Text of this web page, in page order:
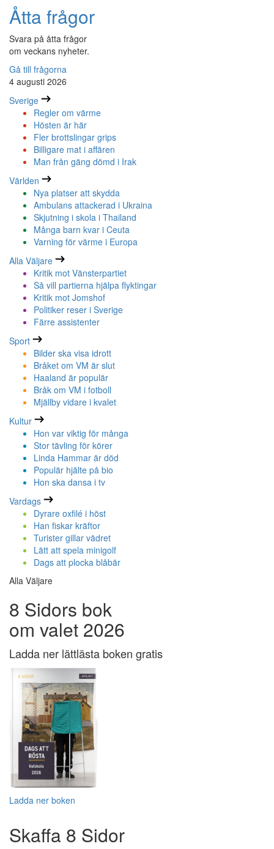
Åtta frågor
Svara på åtta frågor
om veckans nyheter.
Gå till frågorna
4 augusti 2026
Sverige
Regler om värme
Hösten är här
Fler brottslingar grips
Billigare mat i affären
Man från gäng dömd i Irak
Världen
Nya platser att skydda
Ambulans attackerad i Ukraina
Skjutning i skola i Thailand
Många barn kvar i Ceuta
Varning för värme i Europa
Alla Väljare
Kritik mot Vänsterpartiet
Så vill partierna hjälpa flyktingar
Kritik mot Jomshof
Politiker reser i Sverige
Färre assistenter
Sport
Bilder ska visa idrott
Bråket om VM är slut
Haaland är populär
Bråk om VM i fotboll
Mjällby vidare i kvalet
Kultur
Hon var viktig för många
Stor tävling för körer
Linda Hammar är död
Populär hjälte på bio
Hon ska dansa i tv
Vardags
Dyrare oxfilé i höst
Han fiskar kräftor
Turister gillar vädret
Lätt att spela minigolf
Dags att plocka blåbär
Alla Väljare
8 Sidors bok
om valet 2026
Ladda ner lättlästa boken gratis
Ladda ner boken
Skaffa 8 Sidor